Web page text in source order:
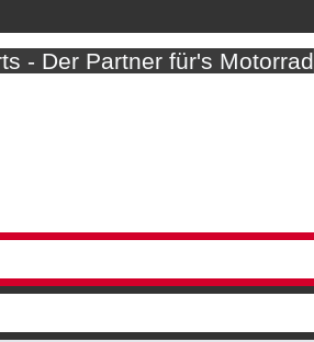
- Der Partner für's Motorrad